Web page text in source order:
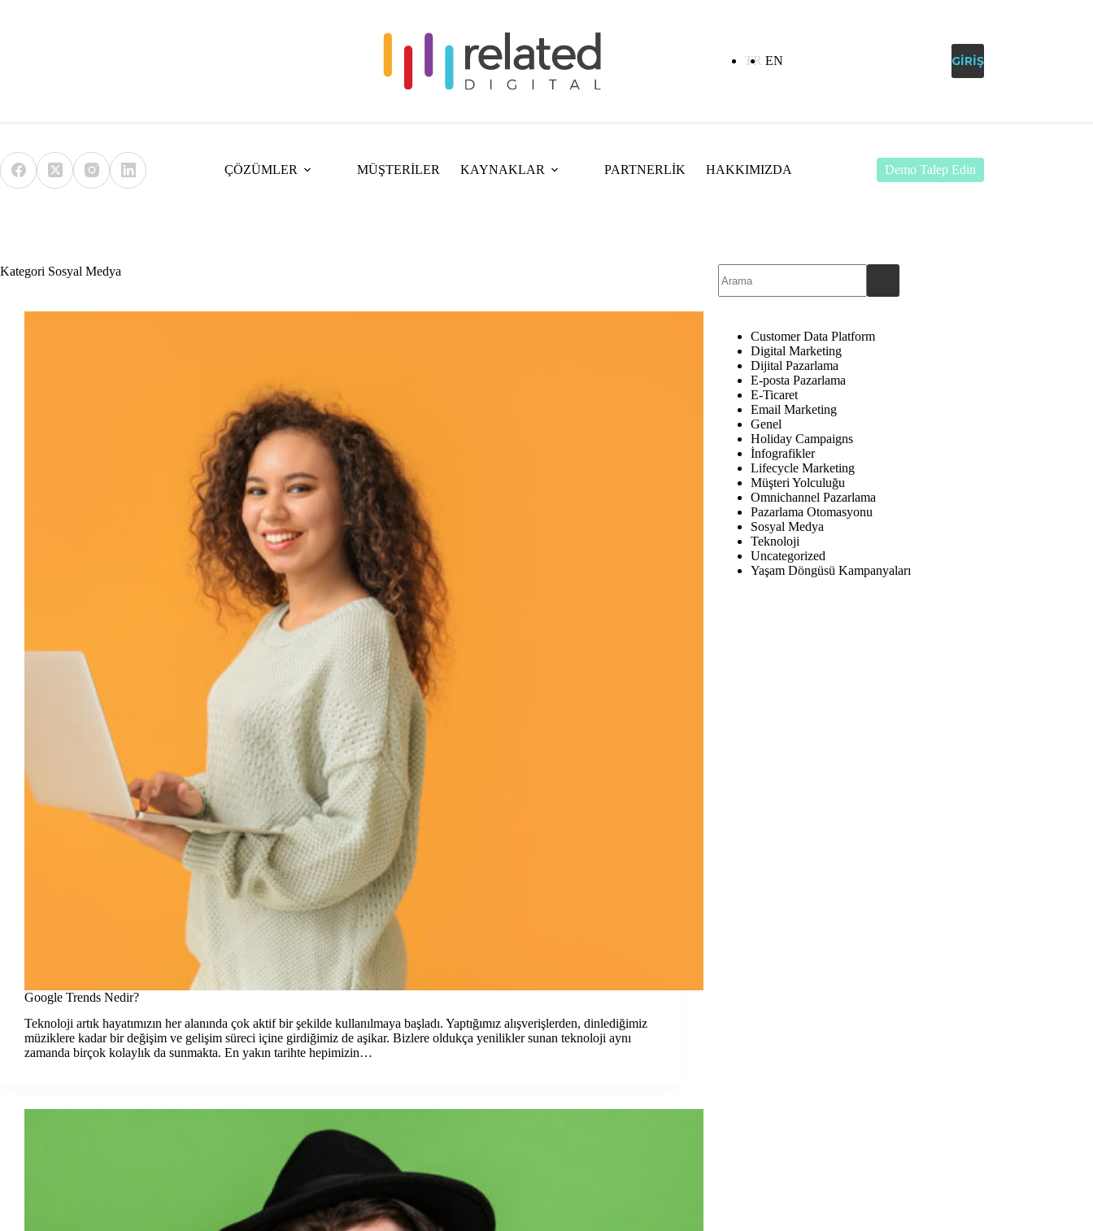
TR EN GIRIŞ
ÇÖZÜMLER MÜŞTERİLER KAYNAKLAR PARTNERLİK HAKKIMIZDA Demo Talep Edin
Kategori Sosyal Medya
Google Trends Nedir?
Teknoloji artık hayatımızın her alanında çok aktif bir şekilde kullanılmaya başladı. Yaptığımız alışverişlerden, dinlediğimiz
müziklere kadar bir değişim ve gelişim süreci içine girdiğimiz de aşikar. Bizlere oldukça yenilikler sunan teknoloji aynı
zamanda birçok kolaylık da sunmakta. En yakın tarihte hepimizin…
Customer Data Platform
Digital Marketing
Dijital Pazarlama
E-posta Pazarlama
E-Ticaret
Email Marketing
Genel
Holiday Campaigns
İnfografikler
Lifecycle Marketing
Müşteri Yolculuğu
Omnichannel Pazarlama
Pazarlama Otomasyonu
Sosyal Medya
Teknoloji
Uncategorized
Yaşam Döngüsü Kampanyaları